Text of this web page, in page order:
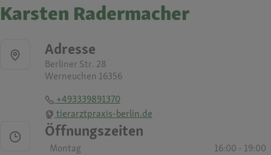
Karsten Radermacher
Adresse
Berliner Str. 28
Werneuchen 16356
+493339891370
tierarztpraxis-berlin.de
Öffnungszeiten
Montag
16:00 - 19:00